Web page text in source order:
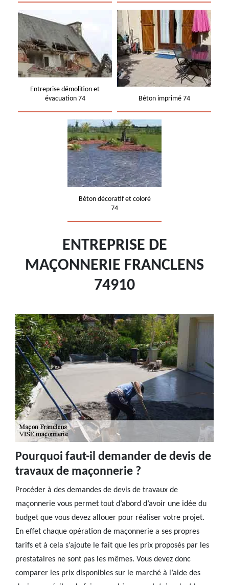
Entreprise démolition et
évacuation 74
Béton imprimé 74
Béton décoratif et coloré
74
ENTREPRISE DE
MAÇONNERIE FRANCLENS
74910
Pourquoi faut-il demander de devis de
travaux de maçonnerie ?
Procéder à des demandes de devis de travaux de
maçonnerie vous permet tout d’abord d’avoir une idée du
budget que vous devez allouer pour réaliser votre projet.
En effet chaque opération de maçonnerie a ses propres
tarifs et à cela s’ajoute le fait que les prix proposés par les
prestataires ne sont pas les mêmes. Vous devez donc
comparer les prix disponibles sur le marché à l’aide des